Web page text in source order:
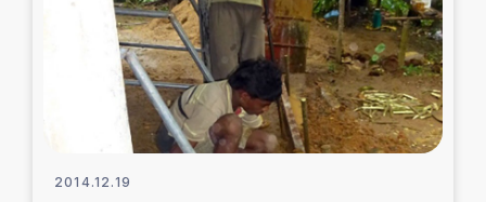
2014.12.19